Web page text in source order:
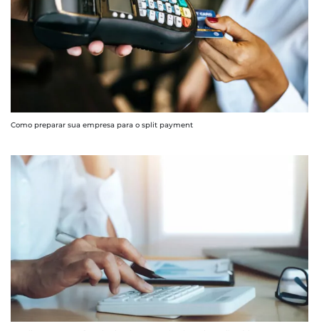
Como preparar sua empresa para o split payment